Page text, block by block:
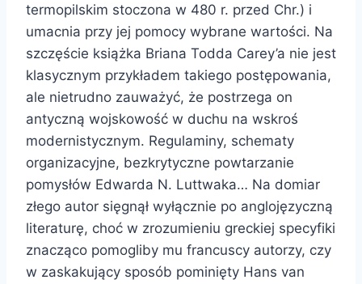
termopilskim stoczona w 480 r. przed Chr.) i
umacnia przy jej pomocy wybrane wartości. Na
szczęście książka Briana Todda Carey’a nie jest
klasycznym przykładem takiego postępowania,
ale nietrudno zauważyć, że postrzega on
antyczną wojskowość w duchu na wskroś
modernistycznym. Regulaminy, schematy
organizacyjne, bezkrytyczne powtarzanie
pomysłów Edwarda N. Luttwaka… Na domiar
złego autor sięgnął wyłącznie po anglojęzyczną
literaturę, choć w zrozumieniu greckiej specyfiki
znacząco pomogliby mu francuscy autorzy, czy
w zaskakujący sposób pominięty Hans van